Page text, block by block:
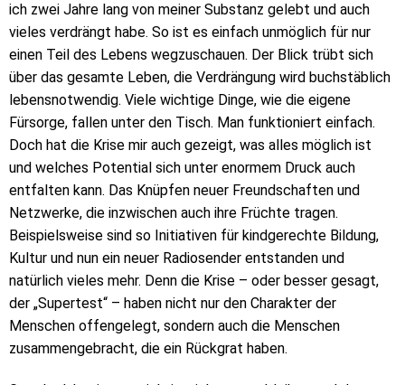
ich zwei Jahre lang von meiner Substanz gelebt und auch
vieles verdrängt habe. So ist es einfach unmöglich für nur
einen Teil des Lebens wegzuschauen. Der Blick trübt sich
über das gesamte Leben, die Verdrängung wird buchstäblich
lebensnotwendig. Viele wichtige Dinge, wie die eigene
Fürsorge, fallen unter den Tisch. Man funktioniert einfach.
Doch hat die Krise mir auch gezeigt, was alles möglich ist
und welches Potential sich unter enormem Druck auch
entfalten kann. Das Knüpfen neuer Freundschaften und
Netzwerke, die inzwischen auch ihre Früchte tragen.
Beispielsweise sind so Initiativen für kindgerechte Bildung,
Kultur und nun ein neuer Radiosender entstanden und
natürlich vieles mehr. Denn die Krise – oder besser gesagt,
der „Supertest“ – haben nicht nur den Charakter der
Menschen offengelegt, sondern auch die Menschen
zusammengebracht, die ein Rückgrat haben.